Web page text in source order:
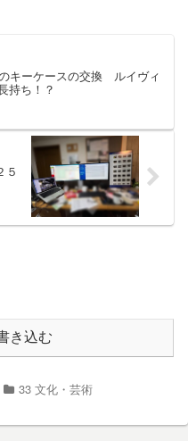
キーケースの交換 ルイヴィ
持ち！？
き込む
33 文化・芸術